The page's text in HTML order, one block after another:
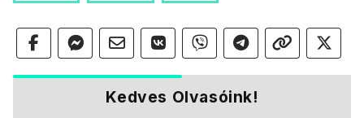
Kedves Olvasóink!